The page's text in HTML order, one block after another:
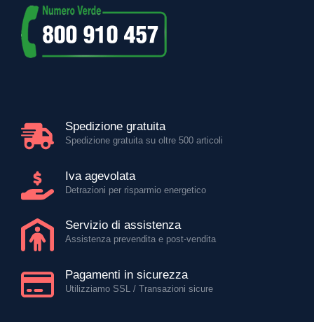
Spedizione gratuita
Spedizione gratuita su oltre 500 articoli
Iva agevolata
Detrazioni per risparmio energetico
Servizio di assistenza
Assistenza prevendita e post-vendita
Pagamenti in sicurezza
Utilizziamo SSL / Transazioni sicure